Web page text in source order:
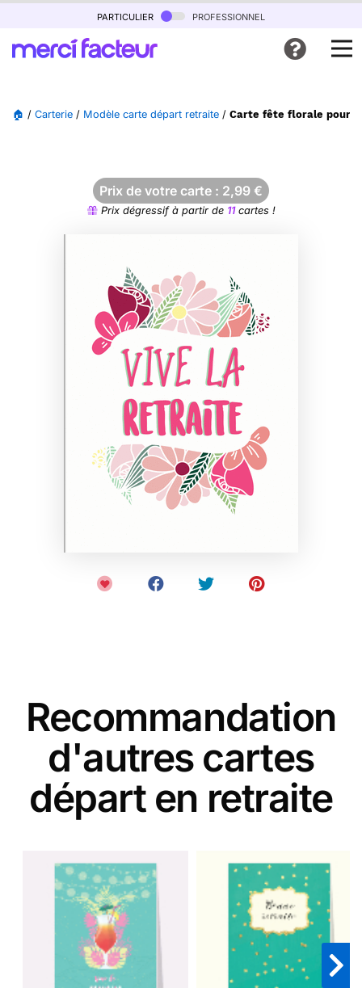
particulier professionnel
🏠 / Carterie / Modèle carte départ retraite / Carte fête florale pour
Prix de votre carte : 2,99 €
Prix dégressif à partir de 11cartes !
Recommandation
d'autres cartes
départ en retraite